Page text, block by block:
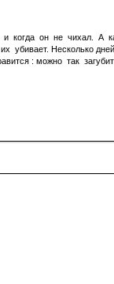
он не чихал.
убивает. Несколько
: можно так